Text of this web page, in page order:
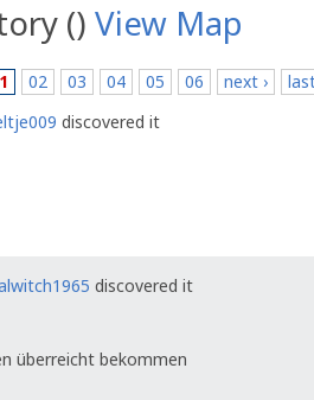
() View Map
02 03 04 05 06 next ›
discovered it
discovered it
überreicht bekommen